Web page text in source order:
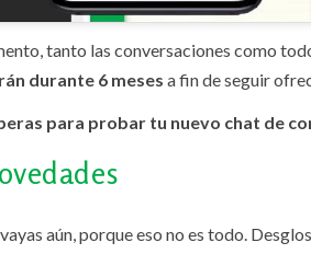
tanto las conversaciones como
durante 6 meses a fin de seguir
para probar tu nuevo chat de
aún, porque eso no es todo.